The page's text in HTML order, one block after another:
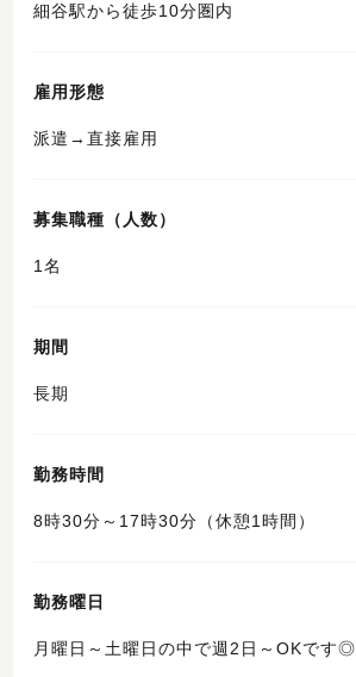
細谷駅から徒歩10分圏内
雇用形態
派遣→直接雇用
募集職種（人数）
1名
期間
長期
勤務時間
8時30分～17時30分（休憩1時間）
勤務曜日
月曜日～土曜日の中で週2日～OKです◎